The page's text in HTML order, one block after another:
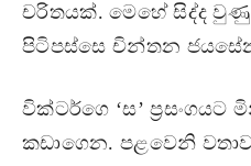
චරිතයක්. මෙහේ සිද්ද
පිටිපස්සෙ චින්තන
වික්ටර්ගෙ ‘ස’
කඩාගෙන. පළවෙනි